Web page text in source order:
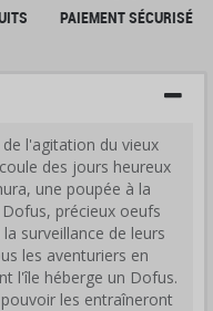
PAIEMENT SÉCURISÉ
l'agitation du vieux
des jours heureux
une poupée à la
précieux oeufs
surveillance de leurs
les aventuriers en
l'île héberge un Dofus.
les entraîneront